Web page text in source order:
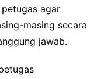
agar
masing secara
jawab.